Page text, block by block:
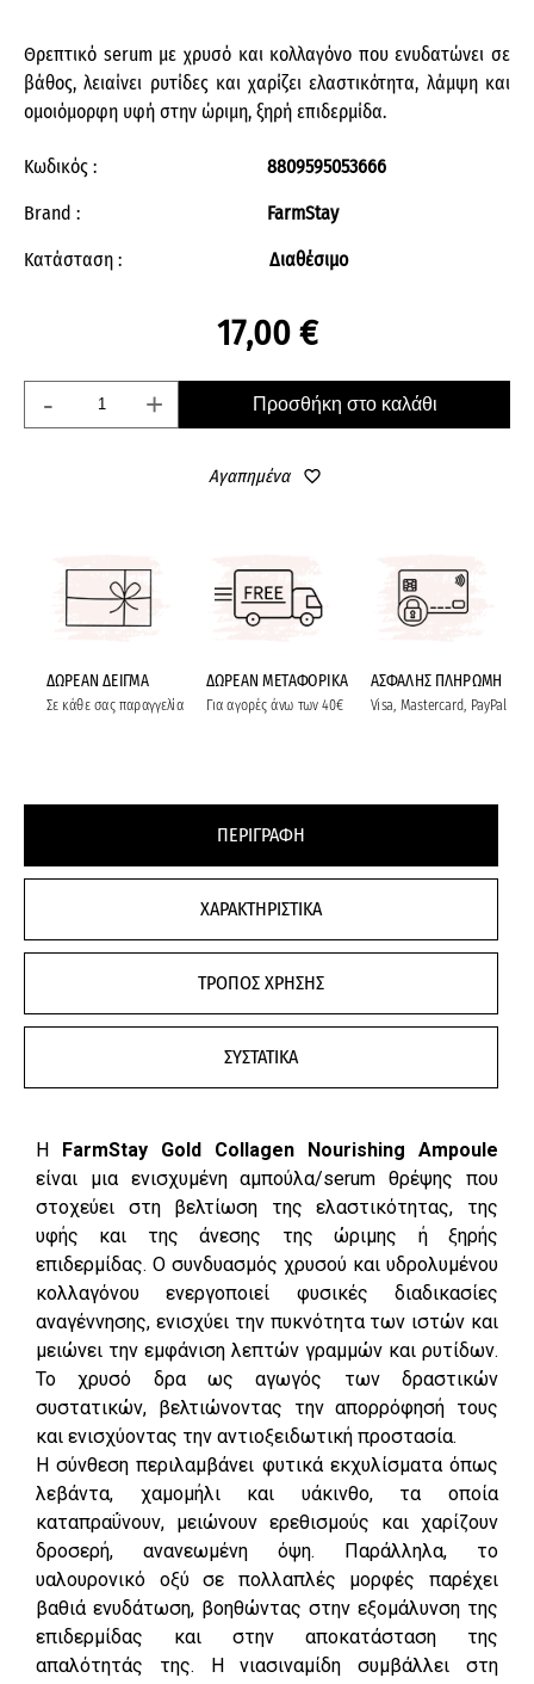
Θρεπτικό serum με χρυσό και κολλαγόνο που ενυδατώνει σε
βάθος, λειαίνει ρυτίδες και χαρίζει ελαστικότητα, λάμψη και
ομοιόμορφη υφή στην ώριμη, ξηρή επιδερμίδα.
Κωδικός : 8809595053666
Brand : FarmStay
Κατάσταση : Διαθέσιμο
17,00 €
- + Προσθήκη στο καλάθι
ΔΩΡΕΑΝ ΔΕΙΓΜΑ
Σε κάθε σας παραγγελία
ΔΩΡΕΑΝ ΜΕΤΑΦΟΡΙΚΑ
Για αγορές άνω των 40€
ΑΣΦΑΛΗΣ ΠΛΗΡΩΜΗ
Visa, Mastercard, PayPal
Αγαπημένα favorite_border
ΠΕΡΙΓΡΑΦΗ
ΧΑΡΑΚΤΗΡΙΣΤΙΚΑ
ΤΡΟΠΟΣ ΧΡΗΣΗΣ
ΣΥΣΤΑΤΙΚΑ
Η FarmStay Gold Collagen Nourishing Ampoule
είναι μια ενισχυμένη αμπούλα/serum θρέψης που
στοχεύει στη βελτίωση της ελαστικότητας, της
υφής και της άνεσης της ώριμης ή ξηρής
επιδερμίδας. Ο συνδυασμός χρυσού και υδρολυμένου
κολλαγόνου ενεργοποιεί φυσικές διαδικασίες
αναγέννησης, ενισχύει την πυκνότητα των ιστών και
μειώνει την εμφάνιση λεπτών γραμμών και ρυτίδων.
Το χρυσό δρα ως αγωγός των δραστικών
συστατικών, βελτιώνοντας την απορρόφησή τους
και ενισχύοντας την αντιοξειδωτική προστασία.
Η σύνθεση περιλαμβάνει φυτικά εκχυλίσματα όπως
λεβάντα, χαμομήλι και υάκινθο, τα οποία
καταπραΰνουν, μειώνουν ερεθισμούς και χαρίζουν
δροσερή, ανανεωμένη όψη. Παράλληλα, το
υαλουρονικό οξύ σε πολλαπλές μορφές παρέχει
βαθιά ενυδάτωση, βοηθώντας στην εξομάλυνση της
επιδερμίδας και στην αποκατάσταση της
απαλότητάς της. Η νιασιναμίδη συμβάλλει στη